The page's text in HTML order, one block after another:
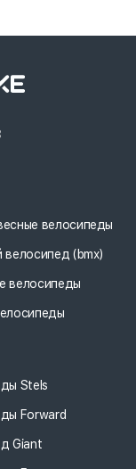
велосипеды
велосипед (bmx)
велосипеды
Stels
Forward
Giant